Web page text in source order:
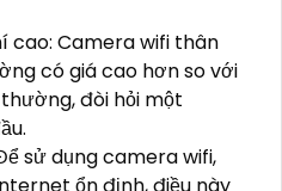
cao: Camera wifi thân
có giá cao hơn so với
đòi hỏi một
sử dụng camera wifi,
ổn định, điều này